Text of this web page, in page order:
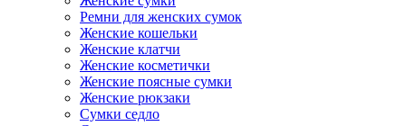
Ремни для женских сумок
Женские кошельки
Женские клатчи
Женские косметички
Женские поясные сумки
Женские рюкзаки
Сумки седло